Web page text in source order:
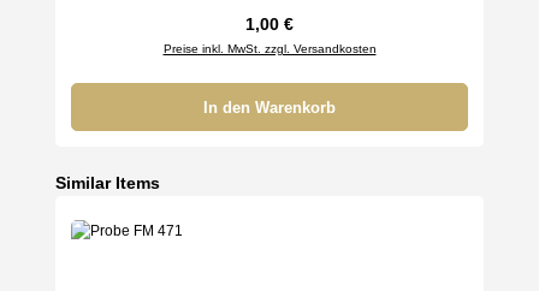
Regulärer Preis:
1,00 €
Preise inkl. MwSt. zzgl. Versandkosten
In den Warenkorb
Produktgalerie überspringen
Similar Items